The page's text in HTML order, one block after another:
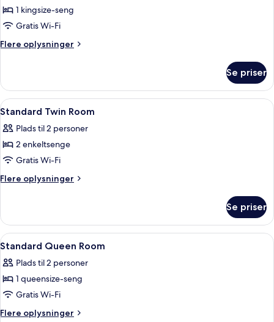
suite1 kingsize-seng
Gratis Wi-Fi
Flere oplysninger
Flere
suite
Se priser
Indlæs
alle
billeder
af
Standard
Twin
Pengeskab på værelset, skrivebord,
16
Standard Twin Room
Plads til 2 personer
2 enkeltsenge
Gratis Wi-Fi
Flere oplysninger
Flere
Twin
Room
Se priser
Indlæs
alle
billeder
af
Standard
Queen
Pengeskab på værelset, skrivebord,
9
Standard Queen Room
Plads til 2 personer
1 queensize-seng
Gratis Wi-Fi
Flere oplysninger
Flere